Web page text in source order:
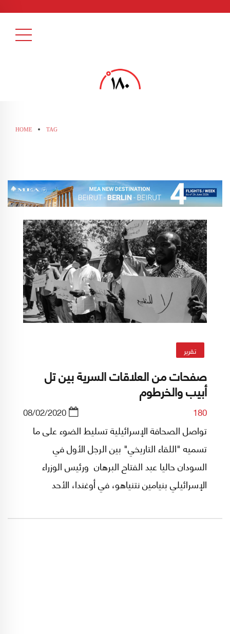
HOME TAG
تقرير
صفحات من العلاقات السرية بين تل
أبيب والخرطوم
180
08/02/2020
تواصل الصحافة الإسرائيلية تسليط الضوء على ما
تسميه "اللقاء التاريخي" بين الرجل الأول في
السودان حاليا عبد الفتاح البرهان ورئيس الوزراء
الإسرائيلي بنيامين نتنياهو، في أوغندا، الأحد
الدولية أمام السودان تمهيدا لرفع العقوبات